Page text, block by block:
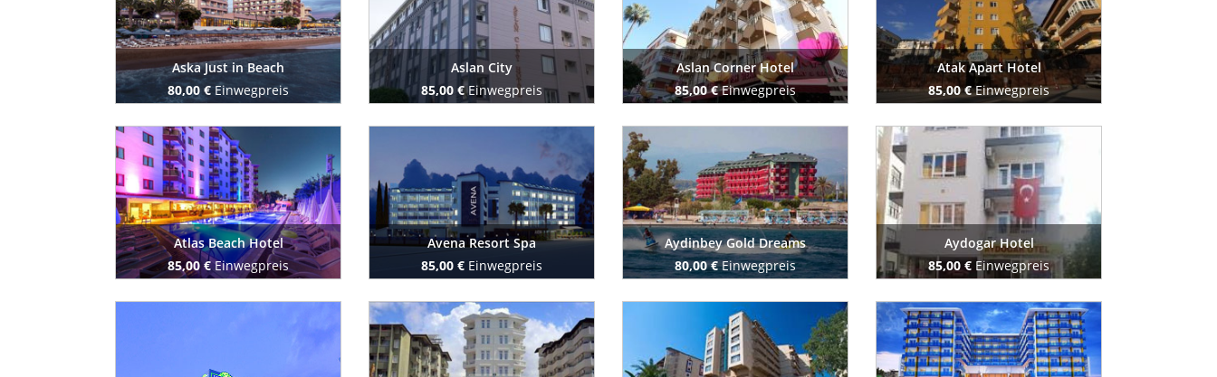
Aska Just in Beach
80,00 €Einwegpreis
Buchen Sie jetzt
Aslan City
85,00 €Einwegpreis
Aslan Corner Hotel
85,00 €Einwegpreis
Atak Apart Hotel
85,00 €Einwegpreis
Buchen Sie jetzt
Atlas Beach Hotel
85,00 €Einwegpreis
Avena Resort Spa
85,00 € Einwegpreis
Buchen Sie jetzt
Aydinbey Gold Dreams
80,00 €Einwegpreis
Buchen Sie jetzt
Aydogar Hotel
85,00 € Einwegpreis
Buchen Sie jetzt